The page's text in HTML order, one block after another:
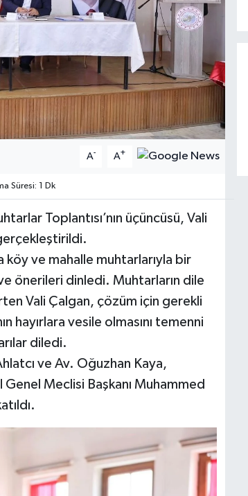
A- A+
Süresi: 1 Dk
Toplantısı’nın üçüncüsü, Vali
köy ve mahalle muhtarlarıyla bir
önerileri dinledi. Muhtarların dile
Vali Çalgan, çözüm için gerekli
hayırlara vesile olmasını temenni
diledi.
ve Av. Oğuzhan Kaya,
Meclisi Başkanı Muhammed